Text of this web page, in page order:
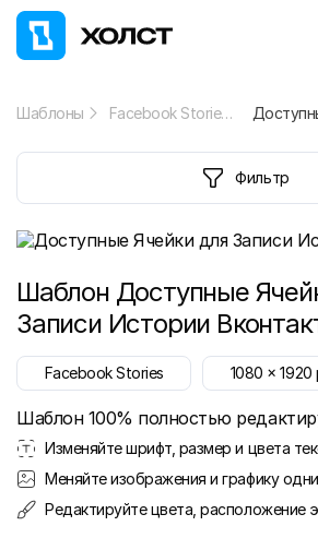
Шаблоны Facebook Stories
Фильтр
Шаблон Доступные
Записи Истории
Facebook Stories 1080 x1920
Шаблон 100% полностью
Изменяйте шрифт, размер и цвета
Меняйте изображения и графику
Редактируйте цвета, расположение